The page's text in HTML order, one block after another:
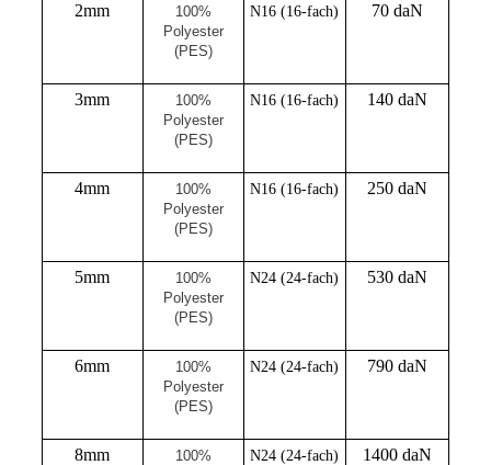
2mm
100%
Polyester
(PES)
N16 (16-fach) 70 daN
3mm
100%
Polyester
(PES)
N16 (16-fach) 140 daN
4mm
100%
Polyester
(PES)
N16 (16-fach) 250 daN
5mm
100%
Polyester
(PES)
N24 (24-fach) 530 daN
6mm
100%
Polyester
(PES)
N24 (24-fach) 790 daN
8mm
100%
N24 (24-fach) 1400 daN